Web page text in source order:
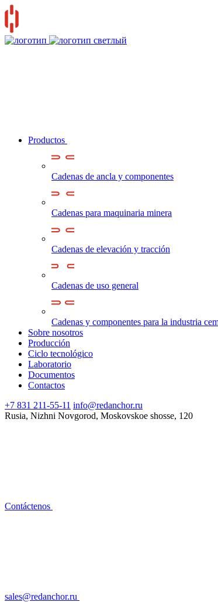
Productos
Cadenas de ancla y componentes
Cadenas para maquinaria minera
Cadenas de elevación y tracción
Cadenas de uso general
Cadenas y componentes para la industria
Sobre nosotros
Producción
Ciclo tecnológico
Laboratorio
Documentos
Contactos
+7 831 211-55-11 info@redanchor.ru
Rusia, Nizhni Novgorod, Moskovskoe shosse, 120
Contáctenos
sales@redanchor.ru